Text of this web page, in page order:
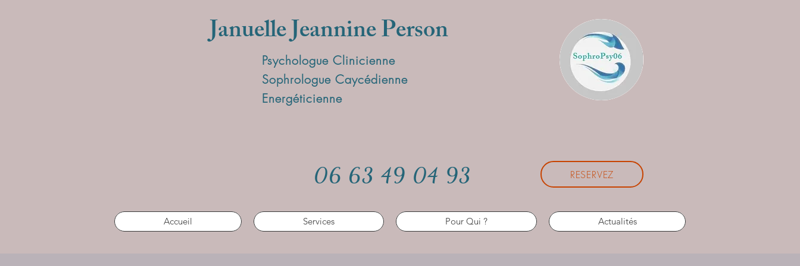
Januelle Jeannine Person
Psychologue Clinicienne
Sophrologue Caycédienne
Energéticienne
06 63 49 04 93 RESERVEZ
Accueil Services Pour Qui ? Actualités